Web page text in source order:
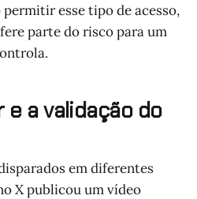
esse tipo de acesso,
parte do risco para um
e a validação do
em diferentes
X publicou um vídeo